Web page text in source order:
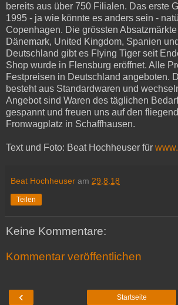
bereits aus über 750 Filialen. Das erste
1995 - ja wie könnte es anders sein -
Copenhagen. Die grössten
Dänemark, United Kingdom, Spanien
Deutschland gibt es Flying Tiger seit
Shop wurde in Flensburg eröffnet. Alle
Festpreisen in Deutschland angeboten.
besteht aus Standardwaren und
Angebot sind Waren des täglichen
gespannt und freuen uns auf den
Fronwagplatz in Schaffhausen.
Text und Foto: Beat Hochheuser für
Beat Hochheuser am 29.8.18
Teilen
Keine Kommentare:
Kommentar veröffentlichen
‹ Startseite